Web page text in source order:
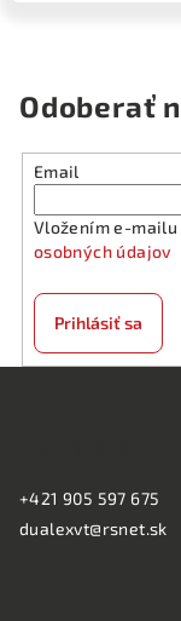
Odoberať
Email
Vložením e-
osobných údajov
Prihlásiť sa
+421 905 597 675
dualexvt@rsnet.sk